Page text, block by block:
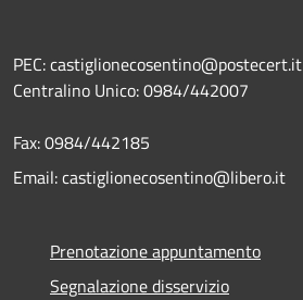
PEC: castiglionecosentino@postecert.it
Centralino Unico: 0984/442007
Fax: 0984/442185
Email: castiglionecosentino@libero.it
Prenotazione appuntamento
Segnalazione disservizio